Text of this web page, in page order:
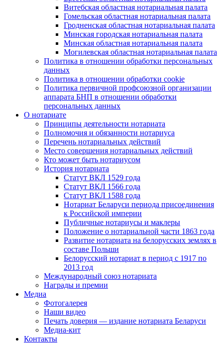
Витебская областная нотариальная палата
Гомельская областная нотариальная палата
Гродненская областная нотариальная палата
Минская городская нотариальная палата
Минская областная нотариальная палата
Могилевская областная нотариальная палата
Политика в отношении обработки персональных
данных
Политика в отношении обработки cookie
Политика первичной профсоюзной организации
аппарата БНП в отношении обработки
персональных данных
О нотариате
Принципы деятельности нотариата
Полномочия и обязанности нотариуса
Перечень нотариальных действий
Место совершения нотариальных действий
Кто может быть нотариусом
История нотариата
Статут ВКЛ 1529 года
Статут ВКЛ 1566 года
Статут ВКЛ 1588 года
Нотариат Беларуси периода присоединения
к Российской империи
Публичные нотариусы и маклеры
Положение о нотариальной части 1863 года
Развитие нотариата на белорусских землях в
составе Польши
Белорусский нотариат в период с 1917 по
2013 год
Международный союз нотариата
Награды и премии
Медиа
Фотогалерея
Наши видео
Печать доверия — издание нотариата Беларуси
Медиа-кит
Контакты